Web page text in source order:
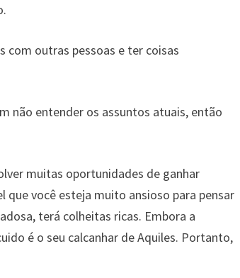
com outras pessoas e ter coisas
não entender os assuntos atuais, então
muitas oportunidades de ganhar
que você esteja muito ansioso para pensar
terá colheitas ricas. Embora a
é o seu calcanhar de Aquiles. Portanto,